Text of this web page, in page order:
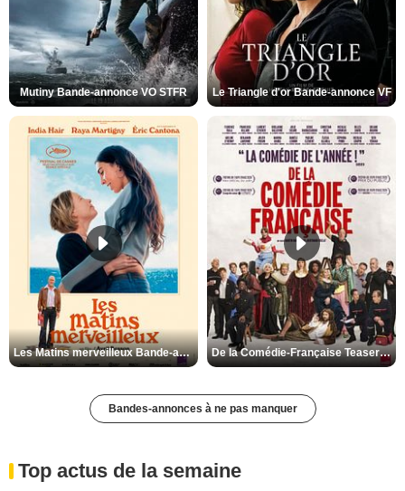
Mutiny Bande-annonce VO STFR Le Triangle d'or Bande-annonce VF
Les Matins merveilleux Bande-annonce VF De la Comédie-Française Teaser VF
Bandes-annonces à ne pas manquer
Top actus de la semaine